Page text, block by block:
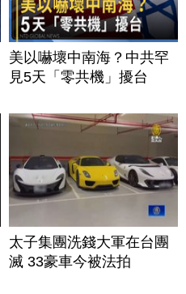
美以嚇壞中南海？中共罕
見5天「零共機」擾台
太子集團洗錢大軍在台團
滅 33豪車今被法拍